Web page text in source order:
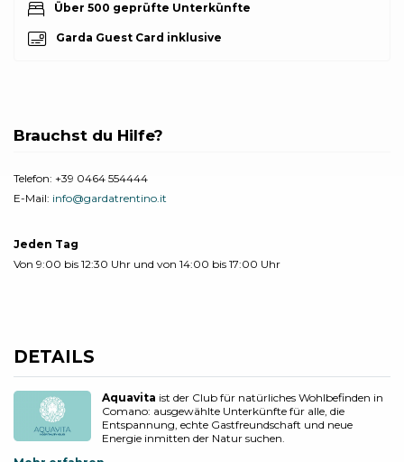
Über 500 geprüfte Unterkünfte
Garda Guest Card inklusive
Brauchst du Hilfe?
Telefon: +39 0464 554444
E-Mail: info@gardatrentino.it
Jeden Tag
Von 9:00 bis 12:30 Uhr und von 14:00 bis 17:00 Uhr
DETAILS
Aquavita ist der Club für natürliches Wohlbefinden in
Comano: ausgewählte Unterkünfte für alle, die
Entspannung, echte Gastfreundschaft und neue
Energie inmitten der Natur suchen.